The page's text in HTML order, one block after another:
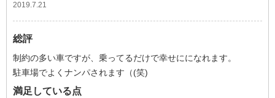
2019.7.21
総評
制約の多い車ですが、乗ってるだけで幸せにになれます。
駐車場でよくナンパされます（(笑)
満足している点